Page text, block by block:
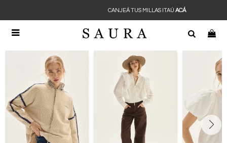

CANJEÁ TUS MILLAS ITAÚ ACÁ